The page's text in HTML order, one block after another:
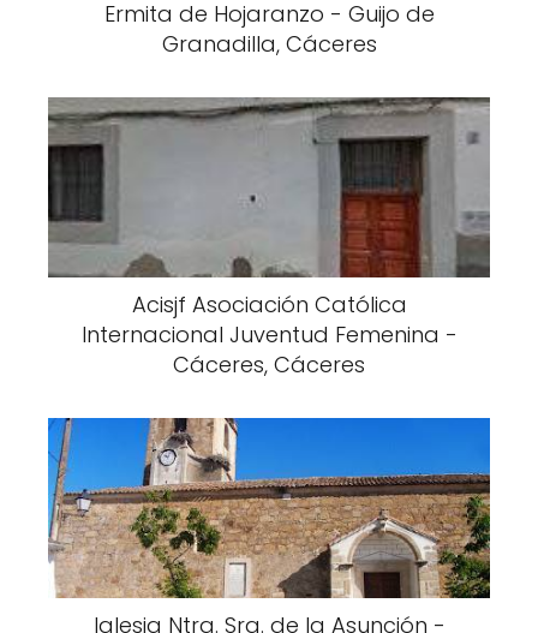
Ermita de Hojaranzo - Guijo de
Granadilla, Cáceres
Acisjf Asociación Católica
Internacional Juventud Femenina -
Cáceres, Cáceres
Iglesia Ntra. Sra. de la Asunción -